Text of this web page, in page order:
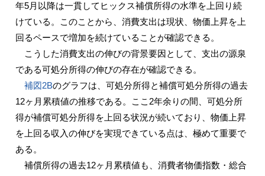
年5月以降は一貫してヒックス補償所得の水準を上回り続
けている。このことから、消費支出は現状、物価上昇を上
回るペースで増加を続けていることが確認できる。
こうした消費支出の伸びの背景要因として、支出の源泉
である可処分所得の伸びの存在が確認できる。
補図2Bのグラフは、可処分所得と補償可処分所得の過去
12ヶ月累積値の推移である。ここ2年余りの間、可処分所
得が補償可処分所得を上回る状況が続いており、物価上昇
を上回る収入の伸びを実現できている点は、極めて重要で
ある。
補償所得の過去12ヶ月累積値も、消費者物価指数・総合